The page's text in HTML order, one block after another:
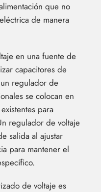
que no
de manera
en una fuente de
capacitores de
regulador de
se colocan en
para
regulador de voltaje
salida al ajustar
para mantener el
de voltaje es